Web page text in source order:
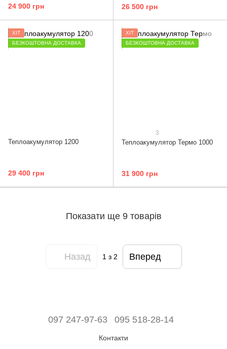
24 900 грн 26 500 грн
ХІТ
БЕЗКОШТОВНА ДОСТАВКА
Теплоакумулятор 1200
29 400 грн
ХІТ
БЕЗКОШТОВНА ДОСТАВКА
3
Теплоакумулятор Термо 1000
31 900 грн
Показати ще 9 товарів
Назад 1 з 2 Вперед
097 247-97-63 095 518-28-14
Контакти